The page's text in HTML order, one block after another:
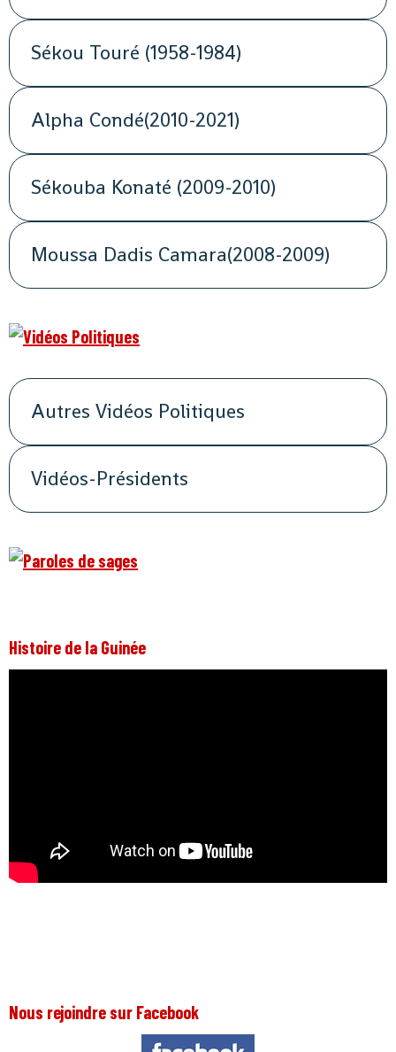
Sékou Touré (1958-1984)
Alpha Condé(2010-2021)
Sékouba Konaté (2009-2010)
Moussa Dadis Camara(2008-2009)
Autres Vidéos Politiques
Vidéos-Présidents
Histoire de la Guinée
Nous rejoindre sur Facebook